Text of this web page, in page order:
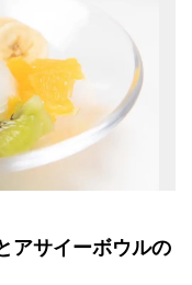
アサイーボウルの